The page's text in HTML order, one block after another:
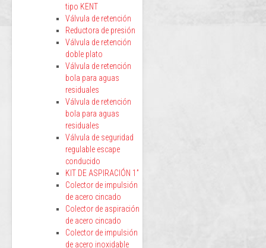
tipo KENT
Válvula de retención
Reductora de presión
Válvula de retención
doble plato
Válvula de retención
bola para aguas
residuales
Válvula de retención
bola para aguas
residuales
Válvula de seguridad
regulable escape
conducido
KIT DE ASPIRACIÓN 1”
Colector de impulsión
de acero cincado
Colector de aspiración
de acero cincado
Colector de impulsión
de acero inoxidable